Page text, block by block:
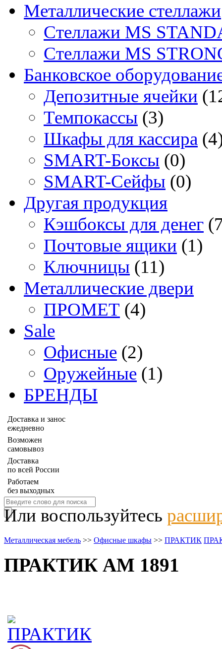
Металлические стеллажи
Стеллажи MS
Стеллажи MS
Банковское
Депозитные ячейки
Темпокассы (3)
Шкафы для кассира
SMART-Боксы (0)
SMART-Сейфы (0)
Другая продукция
Кэшбоксы для денег
Почтовые ящики (1)
Ключницы (11)
Металлические двери
ПРОМЕТ (4)
Sale
Офисные (2)
Оружейные (1)
БРЕНДЫ
Доставка и занос
ежедневно
Возможен
самовывоз
Доставка
по всей России
Работаем
без выходных
Или воспользуйтесь
Металлическая мебель >> Офисные шкафы >> ПРАКТИК
ПРАКТИК AM 1891